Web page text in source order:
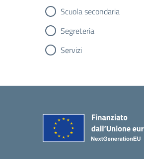
Scuola secondaria
Segreteria
Servizi